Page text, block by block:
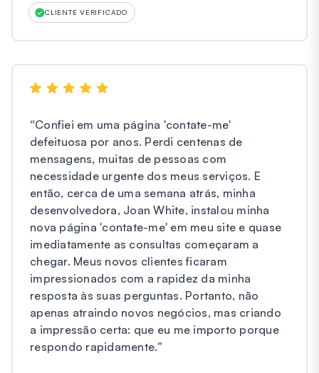
CLIENTE VERIFICADO
“Confiei em uma página 'contate-me'
defeituosa por anos. Perdi centenas de
mensagens, muitas de pessoas com
necessidade urgente dos meus serviços. E
então, cerca de uma semana atrás, minha
desenvolvedora, Joan White, instalou minha
nova página 'contate-me' em meu site e quase
imediatamente as consultas começaram a
chegar. Meus novos clientes ficaram
impressionados com a rapidez da minha
resposta às suas perguntas. Portanto, não
apenas atraindo novos negócios, mas criando
a impressão certa: que eu me importo porque
respondo rapidamente.”